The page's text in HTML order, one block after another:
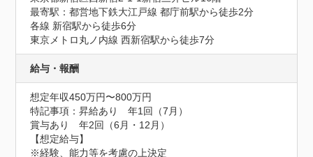
最寄駅：都営地下鉄大江戸線 都庁前駅から徒歩2分
各線 新宿駅から徒歩6分
東京メトロ丸ノ内線 西新宿駅から徒歩7分
給与・報酬
想定年収450万円〜800万円
特記事項：昇給あり　年1回（7月）
賞与あり　年2回（6月・12月）
【想定給与】
※経験、能力等を考慮の上決定